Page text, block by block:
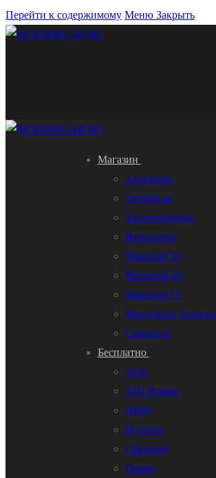
Перейти к содержимому Меню Закрыть
Магазин
Автокран
Автобусы
Автогрейдеры
Вертолеты
Масштаб 35
Масштаб 43
Масштаб 72
Мото-вело техника
Самосвал
Бесплатно
Audi
Alfa Romeo
BMW
Hyundai
Chevrolet
Dodge